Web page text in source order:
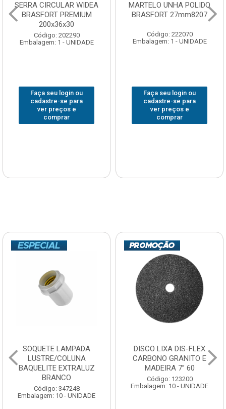
SERRA CIRCULAR WIDEA
BRASFORT PREMIUM
200x36x30
Código: 202290
Embalagem: 1 - UNIDADE
Faça seu login ou
cadastre-se para
ver preços e
comprar
MARTELO UNHA POLIDO
BRASFORT 27mm8207
Código: 222070
Embalagem: 1 - UNIDADE
Faça seu login ou
cadastre-se para
ver preços e
comprar
SOQUETE LAMPADA
LUSTRE/COLUNA
BAQUELITE EXTRALUZ
BRANCO
Código: 347248
Embalagem: 10 - UNIDADE
DISCO LIXA DIS-FLEX
CARBONO GRANITO E
MADEIRA 7” 60
Código: 123200
Embalagem: 10 - UNIDADE